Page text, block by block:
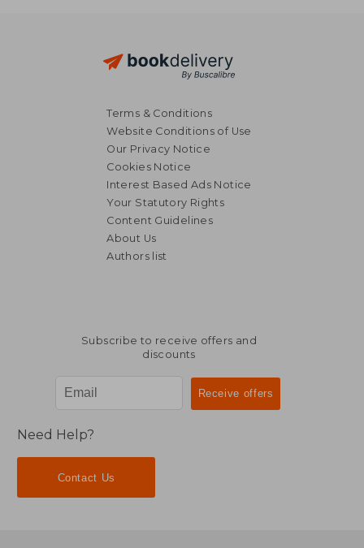
Terms & Conditions
Website Conditions of Use
Our Privacy Notice
Cookies Notice
Interest Based Ads Notice
Your Statutory Rights
Content Guidelines
About Us
Authors list
Subscribe to receive offers and
discounts
Need Help?
Contact Us